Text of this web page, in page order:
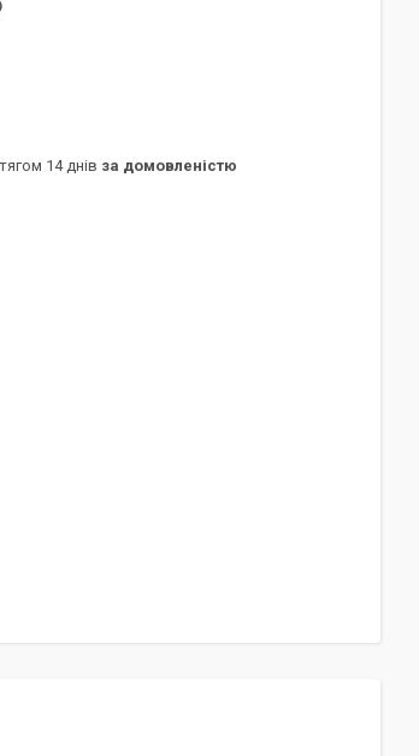
14 днів за домовленістю